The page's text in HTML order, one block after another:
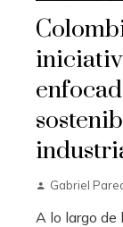
Gabriel
A lo largo de